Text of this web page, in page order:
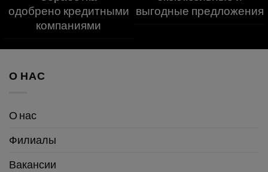
одобрено кредитными
компаниями
выгодные предложения
О НАС
О нас
Филиалы
Вакансии